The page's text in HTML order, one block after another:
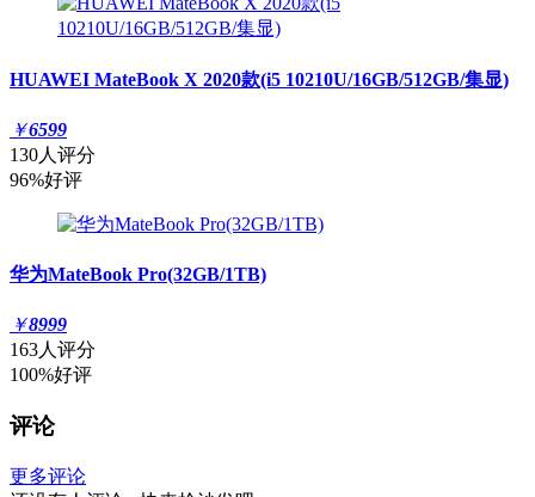
HUAWEI MateBook X 2020款(i5 10210U/16GB/512GB/集显)
￥6599
130人评分
96%好评
华为MateBook Pro(32GB/1TB)
￥8999
163人评分
100%好评
评论
更多评论